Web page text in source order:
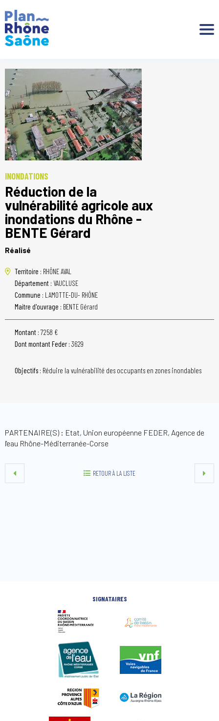
INONDATIONS
Réduction de la
vulnérabilité agricole aux
inondations du Rhône -
BENTE Gérard
Réalisé
Territoire : RHÔNE AVAL
Département : VAUCLUSE
Commune : LAMOTTE-DU- RHÔNE
Maitre d'ouvrage : BENTE Gérard
Montant : 7258 €
Dont montant Feder : 3629
Objectifs : Réduire la vulnérabilité des occupants en zones inondables
PARTENAIRE(S) : Etat, Union européenne FEDER, Agence de
l'eau Rhône-Méditerranée-Corse
RETOUR À LA LISTE
SIGNATAIRES